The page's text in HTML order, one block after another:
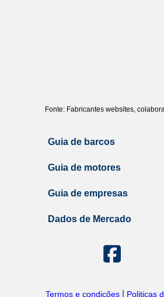
Fonte: Fabricantes websites,
Guia de barcos
Guia de motores
Guia de empresas
Dados de Mercado
Termos e condições Politicas